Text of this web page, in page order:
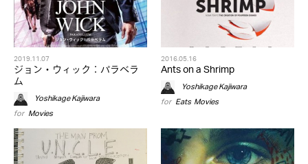
2019.11.07
ジョン・ウィック：パラベラ
ム
Yoshikage Kajiwara
for Movies
2016.05.16
Ants on a Shrimp
Yoshikage Kajiwara
for Eats,Movies